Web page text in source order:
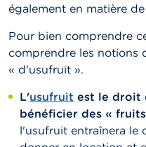
également en matière
Pour bien comprendre
comprendre les notions
« d'usufruit ».
L'usufruit est le droit
bénéficier des «
l'usufruit entraînera le